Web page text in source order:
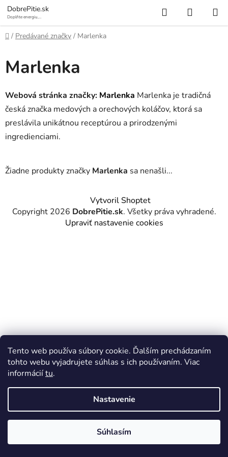
Tento web používa súbory cookie. Ďalším prechádzaním
tohto webu vyjadrujete súhlas s ich používaním. Viac
informáciítu.
Nastavenie
Súhlasím
Prejsť
na
obsah
DobrePitie.sk
Doplňte energiu,
Hľadať
KOŠÍK
Domov
/ Predávané značky / Marlenka
Marlenka
Webová stránka značky: Marlenka Marlenka je tradičná
česká značka medových a orechových koláčov, ktorá sa
preslávila unikátnou receptúrou a prirodzenými
ingredienciami.
Žiadne produkty značky Marlenka sa nenašli...
Vytvoril Shoptet
Copyright 2026 DobrePitie.sk. Všetky práva vyhradené.
Upraviť nastavenie cookies